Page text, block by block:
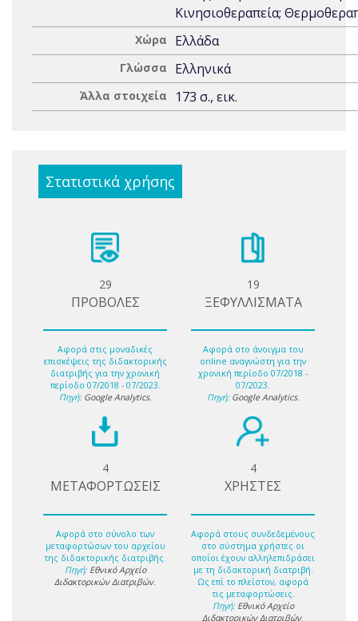
Κινησιοθεραπεία;
Χώρα Ελλάδα
Γλώσσα Ελληνικά
Άλλα στοιχεία 173 σ., εικ.
Στατιστικά χρήσης
29
ΠΡΟΒΟΛΕΣ
Αφορά στις μοναδικές
επισκέψεις της διδακτορικής
διατριβής για την χρονική
περίοδο 07/2018 - 07/2023.
Πηγή: Google Analytics.
19
ΞΕΦΥΛΛΙΣΜΑΤΑ
Αφορά στο άνοιγμα του
online αναγνώστη για την
χρονική περίοδο 07/2018 -
07/2023.
Πηγή: Google Analytics.
4
ΜΕΤΑΦΟΡΤΩΣΕΙΣ
Αφορά στο σύνολο των
μεταφορτώσων του αρχείου
της διδακτορικής διατριβής.
Πηγή: Εθνικό Αρχείο
Διδακτορικών Διατριβών.
4
ΧΡΗΣΤΕΣ
Αφορά στους συνδεδεμένους
στο σύστημα χρήστες οι
οποίοι έχουν αλληλεπιδράσει
με τη διδακτορική διατριβή.
Ως επί το πλείστον, αφορά
τις μεταφορτώσεις.
Πηγή: Εθνικό Αρχείο
Διδακτορικών Διατριβών.